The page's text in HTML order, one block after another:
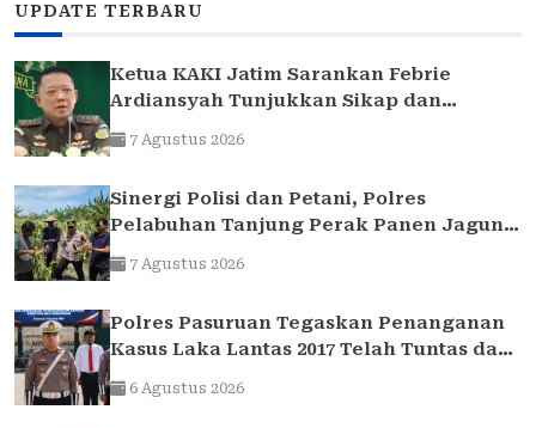
UPDATE TERBARU
Ketua KAKI Jatim Sarankan Febrie
Ardiansyah Tunjukkan Sikap dan
Hormati Proses Hukum, Bukan Ajukan
Praperadilan
7 Agustus 2026
Sinergi Polisi dan Petani, Polres
Pelabuhan Tanjung Perak Panen Jagung
Pulut Ketan Ungu
7 Agustus 2026
Polres Pasuruan Tegaskan Penanganan
Kasus Laka Lantas 2017 Telah Tuntas dan
Berkekuatan Hukum Tetap
6 Agustus 2026